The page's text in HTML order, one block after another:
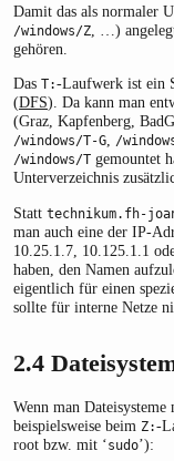
Damit das als normaler
/windows/Z , …)
gehören.
Das T:-Laufwerk ist ein
(DFS). Da kann man
(Graz, Kapfenberg,
/windows/T-G, /
/windows/T gemountet
Unterverzeichnis
Statt technikum.fh-
man auch eine der IP-
10.25.1.7, 10.125.1.1
haben, den Namen
eigentlich für einen
sollte für interne Netze
2.4
Wenn man
beispielsweise beim Z:-
root bzw. mit ‘sudo’):